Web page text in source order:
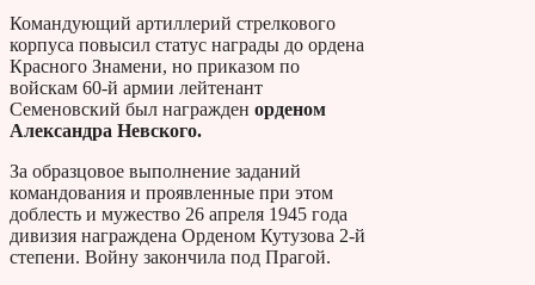
Командующий артиллерий стрелкового
корпуса повысил статус награды до ордена
Красного Знамени, но приказом по
войскам 60-й армии лейтенант
Семеновский был награжден орденом
Александра Невского.
За образцовое выполнение заданий
командования и проявленные при этом
доблесть и мужество 26 апреля 1945 года
дивизия награждена Орденом Кутузова 2-й
степени. Войну закончила под Прагой.